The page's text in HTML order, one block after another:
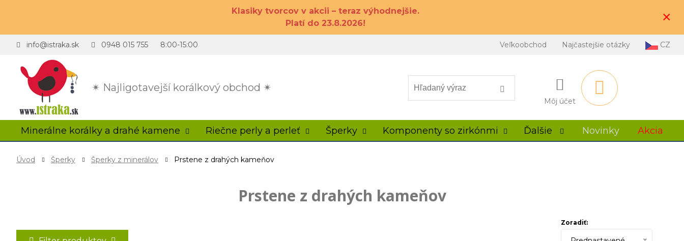
Klasiky tvorcov v akcii – teraz výhodnejšie.
Platí do 23.8.2026!
×
✴ Najligotavejší korálkový obchod ✴
info@istraka.sk 0948 015 755 8:00-15:00 Veľkoobchod Najčastejšie otázky CZ
Môj účet
Minerálne korálky a drahé kamene Riečne perly a perleť Šperky Komponenty so zirkónmi Ďalšie Novinky Akcia
Úvod Šperky Šperky z minerálov Prstene z drahých kameňov
Prstene z drahých kameňov
Zoradiť: